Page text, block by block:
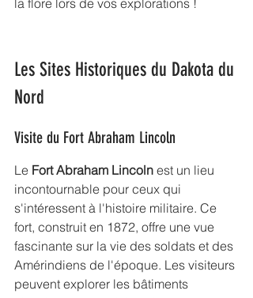
la flore lors de vos explorations !
Les Sites Historiques du Dakota du
Nord
Visite du Fort Abraham Lincoln
Le Fort Abraham Lincoln est un lieu
incontournable pour ceux qui
s'intéressent à l'histoire militaire. Ce
fort, construit en 1872, offre une vue
fascinante sur la vie des soldats et des
Amérindiens de l'époque. Les visiteurs
peuvent explorer les bâtiments